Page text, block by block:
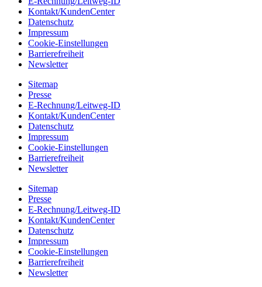
Kontakt/KundenCenter
Datenschutz
Impressum
Cookie-Einstellungen
Barrierefreiheit
Newsletter
Sitemap
Presse
E-Rechnung/Leitweg-ID
Kontakt/KundenCenter
Datenschutz
Impressum
Cookie-Einstellungen
Barrierefreiheit
Newsletter
Sitemap
Presse
E-Rechnung/Leitweg-ID
Kontakt/KundenCenter
Datenschutz
Impressum
Cookie-Einstellungen
Barrierefreiheit
Newsletter